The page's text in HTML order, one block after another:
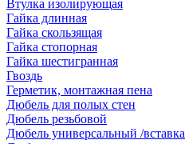
Втулка изолирующая
Гайка длинная
Гайка скользящая
Гайка стопорная
Гайка шестигранная
Гвоздь
Герметик, монтажная пена
Дюбель для полых стен
Дюбель резьбовой
Дюбель универсальный /вставка